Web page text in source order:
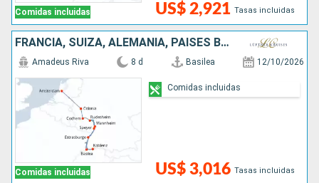
Comidas incluidas US$ 2,921 Tasas incluidas
FRANCIA, SUIZA, ALEMANIA, PAISES BAJOS
Comidas incluidas
Amadeus Riva 8 d Basilea 12/10/2026
US$ 3,016 Tasas incluidas
Comidas incluidas